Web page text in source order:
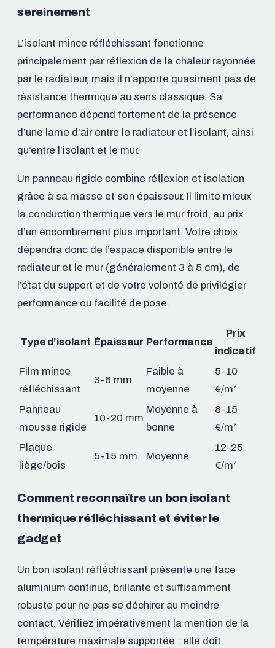
sereinement
L’isolant mince réfléchissant fonctionne
principalement par réflexion de la chaleur rayonnée
par le radiateur, mais il n’apporte quasiment pas de
résistance thermique au sens classique. Sa
performance dépend fortement de la présence
d’une lame d’air entre le radiateur et l’isolant, ainsi
qu’entre l’isolant et le mur.
Un panneau rigide combine réflexion et isolation
grâce à sa masse et son épaisseur. Il limite mieux
la conduction thermique vers le mur froid, au prix
d’un encombrement plus important. Votre choix
dépendra donc de l’espace disponible entre le
radiateur et le mur (généralement 3 à 5 cm), de
l’état du support et de votre volonté de privilégier
performance ou facilité de pose.
Type d’isolant Épaisseur Performance
Prix
indicatif
Film mince
réfléchissant
3-6 mm
Faible à
moyenne
5-10
€/m²
Panneau
mousse rigide
10-20 mm
Moyenne à
bonne
8-15
€/m²
Plaque
liège/bois
5-15 mm Moyenne
12-25
€/m²
Comment reconnaître un bon isolant
thermique réfléchissant et éviter le
gadget
Un bon isolant réfléchissant présente une face
aluminium continue, brillante et suffisamment
robuste pour ne pas se déchirer au moindre
contact. Vérifiez impérativement la mention de la
température maximale supportée : elle doit